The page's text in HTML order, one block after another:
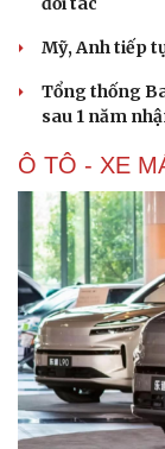
Mỹ, Anh tiếp
Tổng thống
sau 1 năm
Ô TÔ - XE